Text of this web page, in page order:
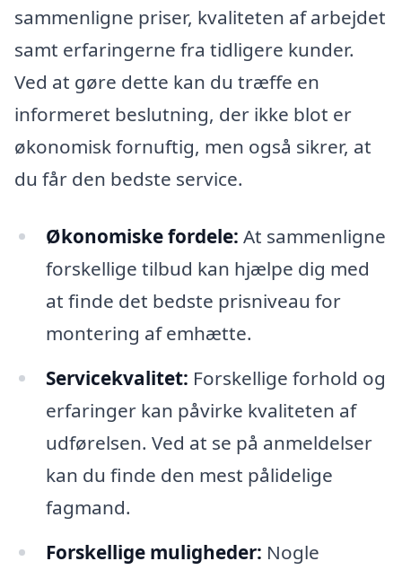
sammenligne priser, kvaliteten af arbejdet
samt erfaringerne fra tidligere kunder.
Ved at gøre dette kan du træffe en
informeret beslutning, der ikke blot er
økonomisk fornuftig, men også sikrer, at
du får den bedste service.
Økonomiske fordele: At sammenligne
forskellige tilbud kan hjælpe dig med
at finde det bedste prisniveau for
montering af emhætte.
Servicekvalitet: Forskellige forhold og
erfaringer kan påvirke kvaliteten af
udførelsen. Ved at se på anmeldelser
kan du finde den mest pålidelige
fagmand.
Forskellige muligheder: Nogle